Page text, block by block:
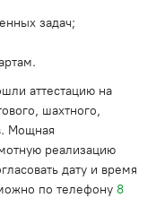
задач;
аттестацию на
шахтного,
Мощная
реализацию
дату и время
по телефону 8